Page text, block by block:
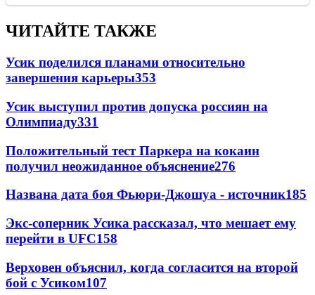
ЧИТАЙТЕ ТАКЖЕ
Усик поделился планами относительно
завершения карьеры353
Усик выступил против допуска россиян на
Олимпиаду331
Положительный тест Паркера на кокаин
получил неожиданное объяснение276
Названа дата боя Фьюри-Джошуа - источник185
Экс-соперник Усика рассказал, что мешает ему
перейти в UFC158
Верховен объяснил, когда согласится на второй
бой с Усиком107